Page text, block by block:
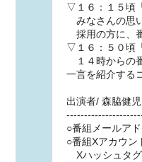
▽１６：１５頃
みなさんの思
採用の方に、
▽１６：５０頃
１４時からの
一言を紹介する
出演者/ 森脇健
○番組メールアド
○番組Xアカウン
Xハッシュタ